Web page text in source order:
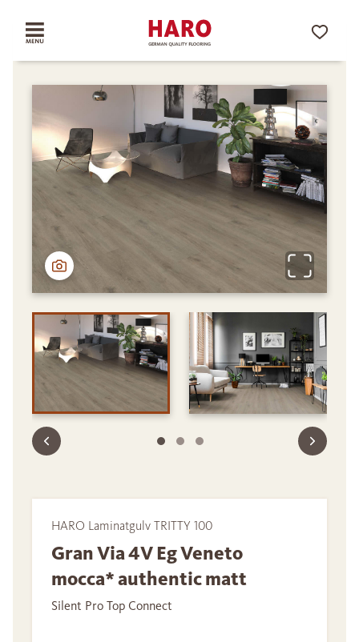
HARO Laminatgulv TRITTY 100
Gran Via 4V Eg Veneto
mocca* authentic matt
Silent Pro Top Connect